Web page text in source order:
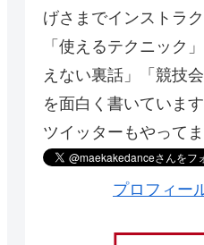
げさまでインストラ
「使えるテクニック
えない裏話」「競技
を面白く書いていま
ツイッターもやって
プロフィー